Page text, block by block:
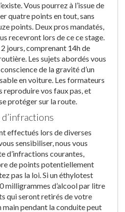
Vous pourrez à l’issue de
quatre points en tout, sans
points. Deux pros mandatés,
recevront lors de ce ce stage.
jours, comprenant 14h de
Les sujets abordés vous
de la gravité d’un
en voiture. Les formateurs
reproduire vos faux pas, et
protéger sur la route.
effectués lors de diverses
sensibiliser, nous vous
d’infractions courantes,
de points potentiellement
pas la loi. Si un éthylotest
milligrammes d’alcool par litre
qui seront retirés de votre
main pendant la conduite peut